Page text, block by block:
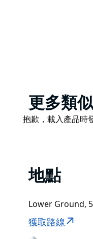
Product
List
更多類
Product
抱歉，載入產品時
地點
Lower Ground,
獲取路線